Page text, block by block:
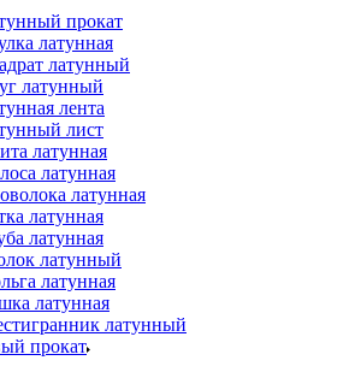
прокат
латунная
латунный
латунный
лента
лист
латунная
латунная
латунная
латунная
латунная
латунный
латунная
латунная
латунный
прокат